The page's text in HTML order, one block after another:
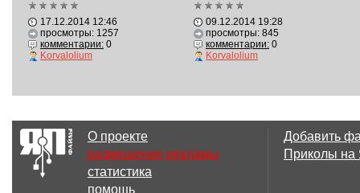
17.12.2014 12:46
просмотры: 1257
комментарии:0
Korvalolium
09.12.2014 19:28
просмотры: 845
комментарии:0
Korvalolium
О проекте
размещение рекламы
статистика
помощь
Добавить
Приколы